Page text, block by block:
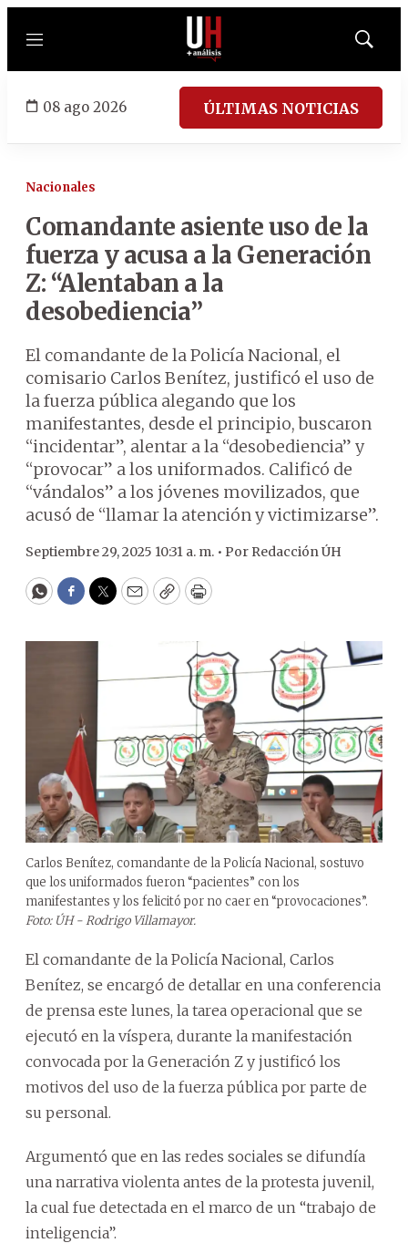
Menú
Mostrar
08 ago 2026 ÚLTIMAS NOTICIAS
Nacionales
Comandante asiente uso de la
fuerza y acusa a la Generación
Z: “Alentaban a la
desobediencia”
El comandante de la Policía Nacional, el
comisario Carlos Benítez, justificó el uso de
la fuerza pública alegando que los
manifestantes, desde el principio, buscaron
“incidentar”, alentar a la “desobediencia” y
“provocar” a los uniformados. Calificó de
“vándalos” a los jóvenes movilizados, que
acusó de “llamar la atención y victimizarse”.
Septiembre 29, 2025 10:31 a. m. • Por Redacción ÚH
WhatsApp
Facebook
Twitter
EmailCopyPrint
Carlos Benítez, comandante de la Policía Nacional, sostuvo
que los uniformados fueron “pacientes” con los
manifestantes y los felicitó por no caer en “provocaciones”.
Foto: ÚH - Rodrigo Villamayor.
El comandante de la Policía Nacional, Carlos
Benítez, se encargó de detallar en una conferencia
de prensa este lunes, la tarea operacional que se
ejecutó en la víspera, durante la manifestación
convocada por la Generación Z y justificó los
motivos del uso de la fuerza pública por parte de
su personal.
Argumentó que en las redes sociales se difundía
una narrativa violenta antes de la protesta juvenil,
la cual fue detectada en el marco de un “trabajo de
inteligencia”.